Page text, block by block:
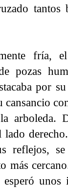
fría,
pozas
por
cansancio
arboleda.
reflejos,
más
unos